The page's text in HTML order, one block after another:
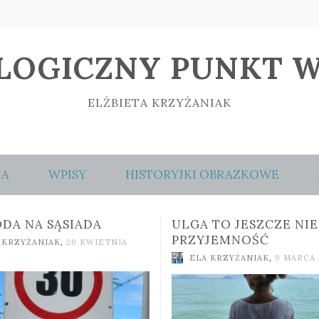
PUNKT
ELŻBIETA KRZYŻANIAK
WPISY HISTORYJKI OBRAZKOWE
JESZCZE NIE
PRZYCISNĘ MOCNIEJ
ELA KRZYŻANIAK